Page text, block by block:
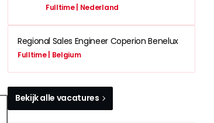
Fulltime | Nederland
Regional Sales Engineer Coperion Benelux
Fulltime | Belgium
Bekijk alle vacatures